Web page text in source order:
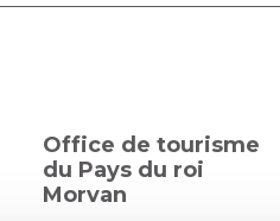
Office de tourisme
du Pays du roi
Morvan